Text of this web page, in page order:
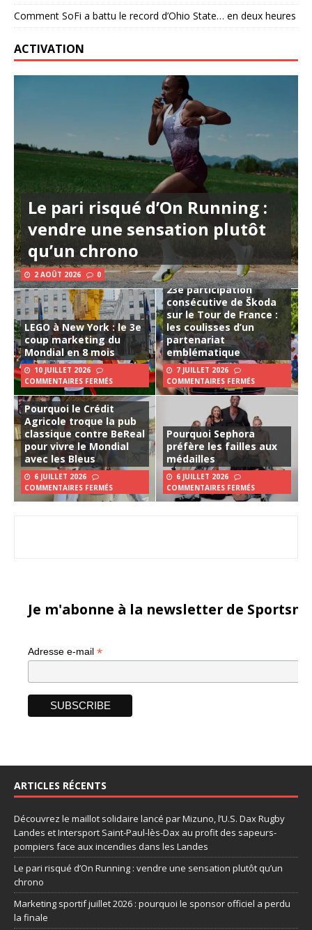
Comment SoFi a battu le record d’Ohio State… en deux heures
ACTIVATION
Le pari risqué d’On Running :
vendre une sensation plutôt
qu’un chrono
2 AOÛT 2026 0
LEGO à New York : le 3e
coup marketing du
Mondial en 8 mois
10 JUILLET 2026
COMMENTAIRES FERMÉS
23e participation
consécutive de Škoda
sur le Tour de France :
les coulisses d’un
partenariat
emblématique
7 JUILLET 2026
COMMENTAIRES FERMÉS
Pourquoi le Crédit
Agricole troque la pub
classique contre BeReal
pour vivre le Mondial
avec les Bleus
6 JUILLET 2026
COMMENTAIRES FERMÉS
Pourquoi Sephora
préfère les failles aux
médailles
6 JUILLET 2026
COMMENTAIRES FERMÉS
Je m'abonne à la newsletter de
Adresse e-mail *
ARTICLES RÉCENTS
Découvrez le maillot solidaire lancé par Mizuno, l’U.S. Dax Rugby
Landes et Intersport Saint-Paul-lès-Dax au profit des sapeurs-
pompiers face aux incendies dans les Landes
Le pari risqué d’On Running : vendre une sensation plutôt qu’un
chrono
Marketing sportif juillet 2026 : pourquoi le sponsor officiel a perdu
la finale